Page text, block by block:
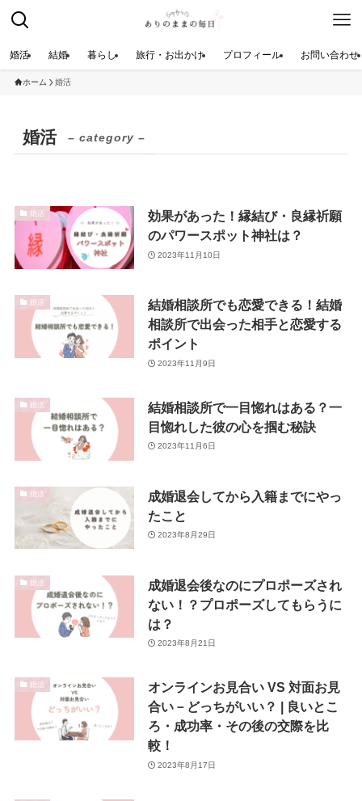
婚活 結婚 暮らし 旅行・お出かけ プロフィール お問い合わせ
ホーム 婚活
婚活 – category –
婚活
効果があった！縁結び・良縁祈願
のパワースポット神社は？
2023年11月10日
婚活
結婚相談所でも恋愛できる！結婚
相談所で出会った相手と恋愛する
ポイント
2023年11月9日
婚活
結婚相談所で一目惚れはある？一
目惚れした彼の心を掴む秘訣
2023年11月6日
婚活
成婚退会してから入籍までにやっ
たこと
2023年8月29日
婚活
成婚退会後なのにプロポーズされ
ない！？プロポーズしてもらうに
は？
2023年8月21日
婚活
オンラインお見合い VS 対面お見
合い－どっちがいい？ | 良いとこ
ろ・成功率・その後の交際を比
較！
2023年8月17日